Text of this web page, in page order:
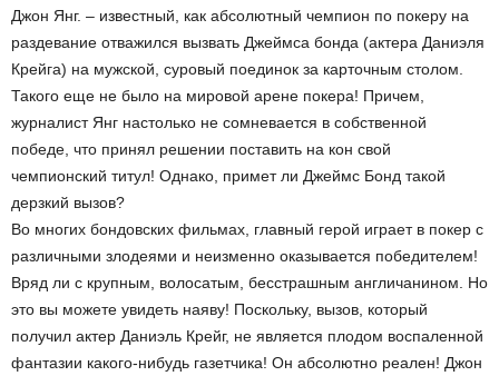
Джон Янг. – известный, как абсолютный чемпион по покеру на
раздевание отважился вызвать Джеймса бонда (актера Даниэля
Крейга) на мужской, суровый поединок за карточным столом.
Такого еще не было на мировой арене покера! Причем,
журналист Янг настолько не сомневается в собственной
победе, что принял решении поставить на кон свой
чемпионский титул! Однако, примет ли Джеймс Бонд такой
дерзкий вызов?
Во многих бондовских фильмах, главный герой играет в покер с
различными злодеями и неизменно оказывается победителем!
Вряд ли с крупным, волосатым, бесстрашным англичанином. Но
это вы можете увидеть наяву! Поскольку, вызов, который
получил актер Даниэль Крейг, не является плодом воспаленной
фантазии какого-нибудь газетчика! Он абсолютно реален! Джон